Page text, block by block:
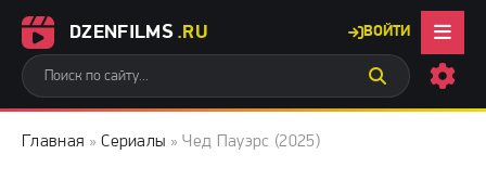
DZENFILMS .RU ВОЙТИ
Главная »Сериалы » Чед Пауэрс (2025)